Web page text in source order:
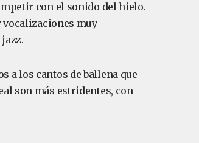
con el sonido del hielo.
vocalizaciones muy
a los cantos de ballena que
son más estridentes, con